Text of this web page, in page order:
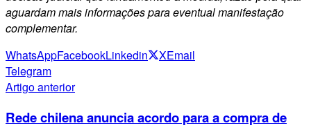
aguardam mais informações para eventual manifestação
complementar.
WhatsAppFacebookLinkedin XEmail
Telegram
Artigo anterior
Rede chilena anuncia acordo para a compra de